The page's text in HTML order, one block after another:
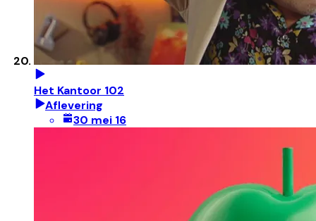
Het Kantoor 102
Aflevering
30 mei 16